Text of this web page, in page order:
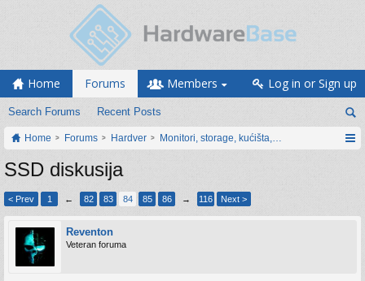
Home Forums
Search Forums Recent Posts
Members Log in or Sign up
Home Forums Hardver Monitori, storage, kućišta, periferija
SSD diskusija
< Prev 1 ← 82 83 84 85 86 → 116 Next >
Reventon
Veteran foruma